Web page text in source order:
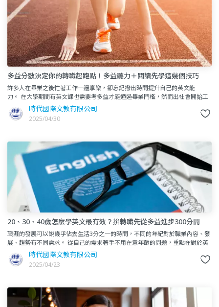
多益分數決定你的轉職起跑點！多益聽力＋閱讀先學這幾個技巧
許多人在畢業之後忙著工作一邊享樂，卻忘記撥出時間提升自己的英文能
力。 在大學期間有英文課也需要考多益才能通過畢業門檻，然而出社會開始工
作後，必須完全利用閒暇之餘的時間進修。 需要自
時代國際文教有限公司
2025/04/30
20、30、40歲怎麼學英文最有效？拚轉職先從多益進步300分開
始！
職涯的發展可以說幾乎佔去生活3分之一的時間，不同的年紀對於職業內容、發
展、趨勢有不同需求。 從自己的需求著手不用在意年齡的問題，重點在對於英
文是否有持續接觸的習慣，以及勇於走出舒適圈面對自己
時代國際文教有限公司
2025/04/23